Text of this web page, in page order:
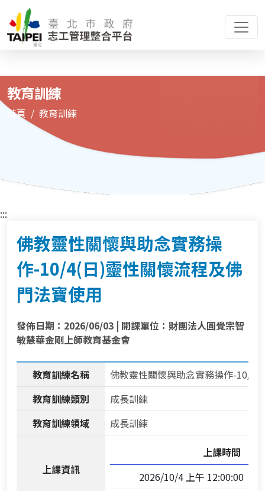
教育訓練
首頁 教育訓練
:::
佛教靈性關懷與助念實務操
作-10/4(日)靈性關懷流程及佛
門法寶使用
發佈日期：2026/06/03 | 開課單位：財團法人圓覺宗智
敏慧華金剛上師教育基金會
教育訓練名稱
佛教靈性關懷與助念實務操作-10/4(
教育訓練類別
成長訓練
教育訓練領域
成長訓練
上課資訊
上課時間
2026/10/4 上午 12:00:00